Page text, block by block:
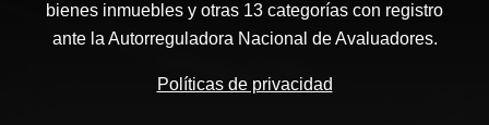
bienes inmuebles y otras 13 categorías con registro
ante la Autorreguladora Nacional de Avaluadores.
Políticas de privacidad